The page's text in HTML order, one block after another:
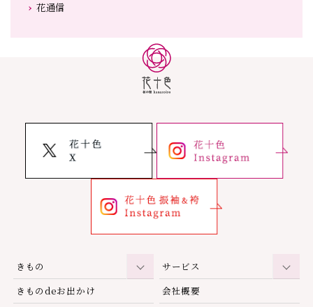
花通信
きもの
サービス
きものdeお出かけ
会社概要